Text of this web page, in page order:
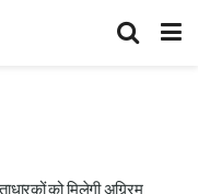
को मिलेगी अग्र्रिम